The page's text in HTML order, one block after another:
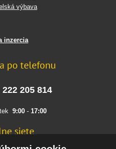
výbava
inzercia
po telefonu
222 205 814
9:00- 17:00
siete